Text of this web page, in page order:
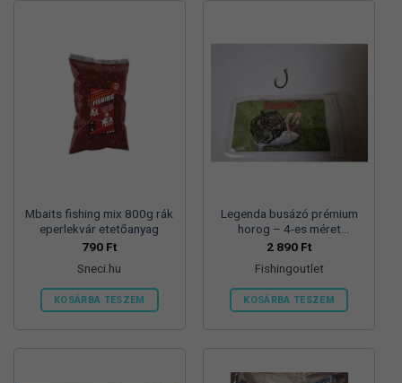
Mbaits fishing mix 800g rák
eperlekvár etetőanyag
790 Ft
Sneci.hu
KOSÁRBA TESZEM
Legenda busázó prémium
horog – 4-es méret
10db/csomag
2 890 Ft
Fishingoutlet
KOSÁRBA TESZEM